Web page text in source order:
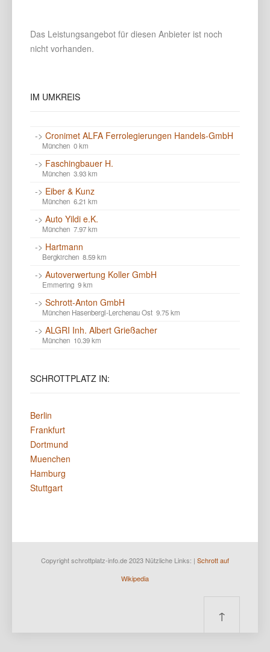
Das Leistungsangebot für diesen Anbieter ist noch
nicht vorhanden.
IM UMKREIS
-> Cronimet ALFA Ferrolegierungen Handels-GmbH
München 0 km
-> Faschingbauer H.
München 3.93 km
-> Eiber & Kunz
München 6.21 km
-> Auto Yildi e.K.
München 7.97 km
-> Hartmann
Bergkirchen 8.59 km
-> Autoverwertung Koller GmbH
Emmering 9 km
-> Schrott-Anton GmbH
München Hasenbergl-Lerchenau Ost 9.75 km
-> ALGRI Inh. Albert Grießacher
München 10.39 km
SCHROTTPLATZ IN:
Berlin
Frankfurt
Dortmund
Muenchen
Hamburg
Stuttgart
Copyright schrottplatz-info.de 2023 Nützliche Links: | Schrott auf
Wikipedia
↑